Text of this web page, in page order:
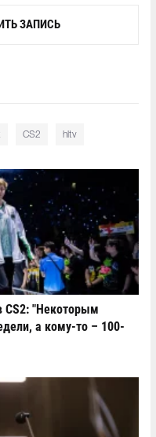
ЗАПИСЬ
CS2 hltv
CS2: "Некоторым
а кому-то – 100-